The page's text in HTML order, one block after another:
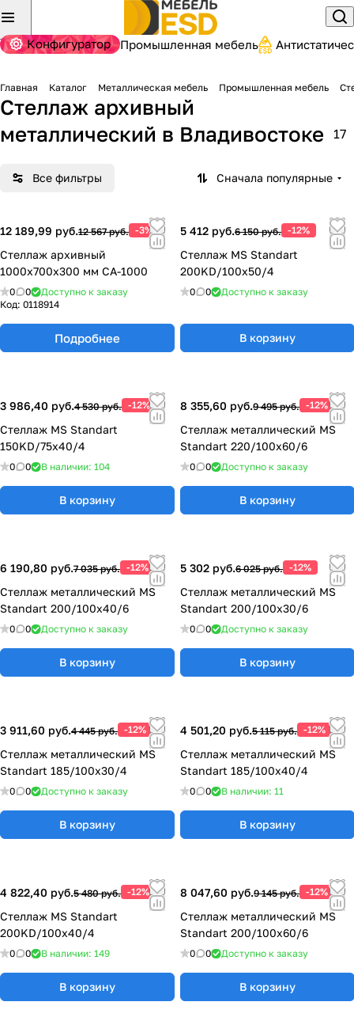
Конфигуратор Промышленная мебель
Главная Каталог Металлическая мебель Промышленная мебель
Стеллаж архивный
металлический в Владивостоке 17
Все фильтры Сначала популярные
12 189,99 руб.12 567 руб. -3%
Стеллаж архивный
1000х700х300 мм СА-1000
0 0
Доступно к заказу
Код: 0118914
Подробнее
5 412 руб.6 150 руб. -12%
Стеллаж MS Standart
200KD/100x50/4
0 0 Доступно к заказу
В корзину
3 986,40 руб.4 530 руб. -12%
Стеллаж MS Standart
150KD/75x40/4
0 0 В наличии: 104
В корзину
8 355,60 руб.9 495 руб. -12%
Стеллаж металлический MS
Standart 220/100x60/6
0 0 Доступно к заказу
В корзину
6 190,80 руб.7 035 руб. -12%
Стеллаж металлический MS
Standart 200/100x40/6
0 0 Доступно к заказу
В корзину
5 302 руб.6 025 руб. -12%
Стеллаж металлический MS
Standart 200/100x30/6
0 0 Доступно к заказу
В корзину
3 911,60 руб.4 445 руб. -12%
Стеллаж металлический MS
Standart 185/100x30/4
0 0 Доступно к заказу
В корзину
4 501,20 руб.5 115 руб. -12%
Стеллаж металлический MS
Standart 185/100x40/4
0 0 В наличии: 11
В корзину
4 822,40 руб.5 480 руб. -12%
Стеллаж MS Standart
200KD/100x40/4
0 0 В наличии: 149
В корзину
8 047,60 руб.9 145 руб. -12%
Стеллаж металлический MS
Standart 200/100x60/6
0 0 Доступно к заказу
В корзину